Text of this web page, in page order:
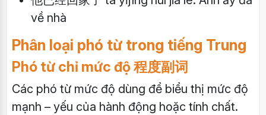
về nhà
Phân loại phó từ trong tiếng Trung
Phó từ chỉ mức độ 程度副词
Các phó từ mức độ dùng để biểu thị mức độ
mạnh – yếu của hành động hoặc tính chất.